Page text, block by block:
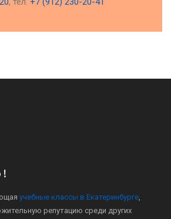
!
учебные классы в Екатеринбурге
репутацию среди других